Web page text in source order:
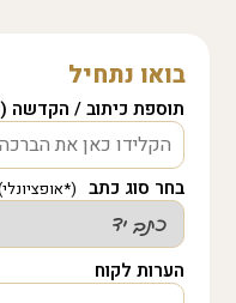
בואו נתחיל
תוספת כיתוב / הקדשה (+14.90
בחר סוג כתב
הערות לקוח